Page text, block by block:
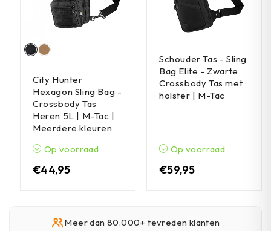
City Hunter
Hexagon Sling Bag -
Crossbody Tas
Heren 5L | M-Tac |
Meerdere kleuren
Op voorraad
€44,95
Schouder Tas - Sling
Bag Elite - Zwarte
Crossbody Tas met
holster | M-Tac
Op voorraad
€59,95
Meer dan 80.000+ tevreden klanten